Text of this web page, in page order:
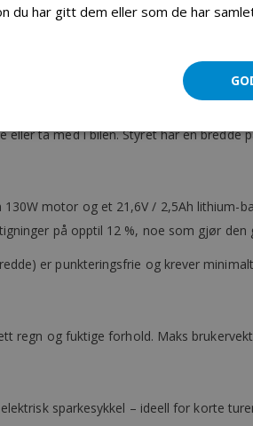
en kompakt og lett el-sparkesykkel –
lett å bære og enkel å slå sammen.
eller ta med i bilen. Styret har en
130W motor og et 21,6V / 2,5Ah lithium-
på opptil 12 %, noe som gjør
er punkteringsfrie og krever
regn og fuktige forhold. Maks
sparkesykkel – ideell for korte
du har gitt dem eller som de har